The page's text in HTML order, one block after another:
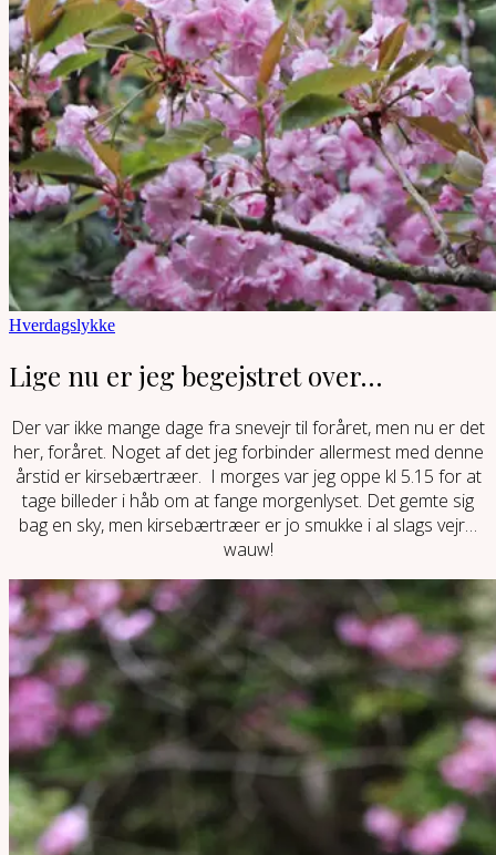
Hverdagslykke
Lige nu er jeg begejstret over…
Der var ikke mange dage fra snevejr til foråret, men nu er det
her, foråret. Noget af det jeg forbinder allermest med denne
årstid er kirsebærtræer. I morges var jeg oppe kl 5.15 for at
tage billeder i håb om at fange morgenlyset. Det gemte sig
bag en sky, men kirsebærtræer er jo smukke i al slags vejr…
wauw!